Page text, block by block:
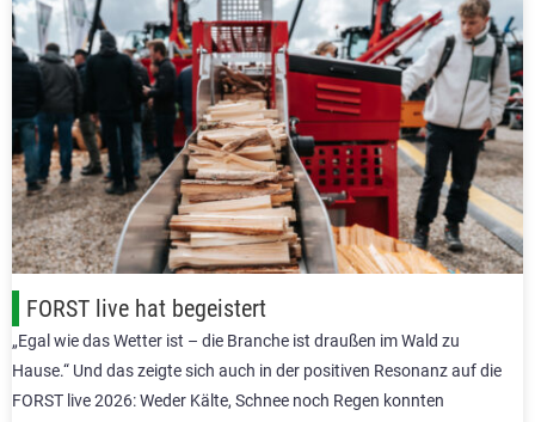
FORST live hat begeistert
„Egal wie das Wetter ist – die Branche ist draußen im Wald zu
Hause.“ Und das zeigte sich auch in der positiven Resonanz auf die
FORST live 2026: Weder Kälte, Schnee noch Regen konnten